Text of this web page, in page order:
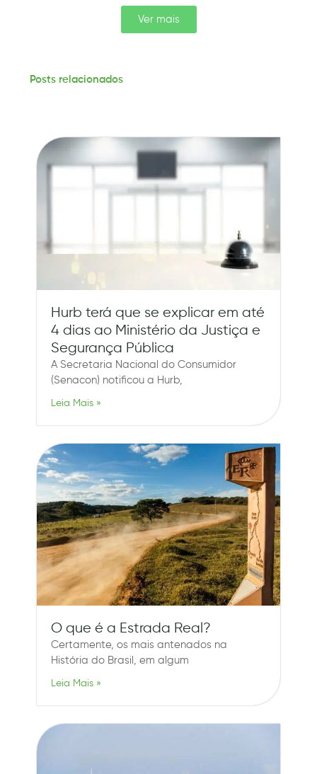
Ver mais
Posts relacionados
Hurb terá que se explicar em até
4 dias ao Ministério da Justiça e
Segurança Pública
A Secretaria Nacional do Consumidor
(Senacon) notificou a Hurb,
Leia Mais »
O que é a Estrada Real?
Certamente, os mais antenados na
História do Brasil, em algum
Leia Mais »